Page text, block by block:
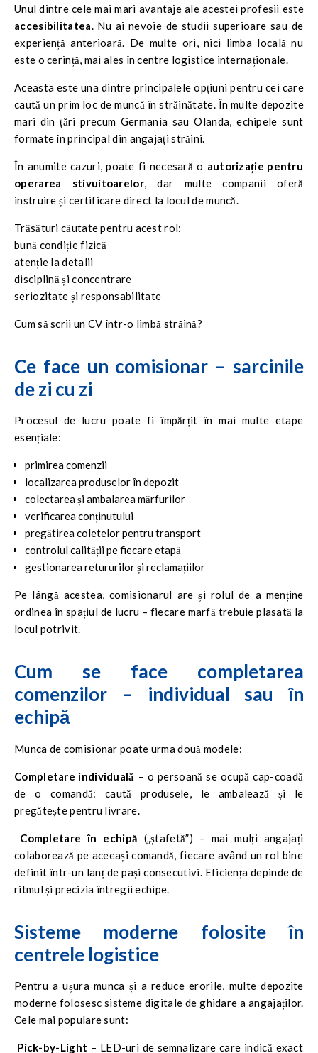
Unul dintre cele mai mari avantaje ale acestei profesii este
accesibilitatea. Nu ai nevoie de studii superioare sau de
experiență anterioară. De multe ori, nici limba locală nu
este o cerință, mai ales în centre logistice internaționale.
Aceasta este una dintre principalele opțiuni pentru cei care
caută un prim loc de muncă în străinătate. În multe depozite
mari din țări precum Germania sau Olanda, echipele sunt
formate în principal din angajați străini.
În anumite cazuri, poate fi necesară o autorizație pentru
operarea stivuitoarelor, dar multe companii oferă
instruire și certificare direct la locul de muncă.
Trăsături căutate pentru acest rol:
bună condiție fizică
atenție la detalii
disciplină și concentrare
seriozitate și responsabilitate
Cum să scrii un CV într-o limbă străină?
Ce face un comisionar – sarcinile
de zi cu zi
Procesul de lucru poate fi împărțit în mai multe etape
esențiale:
primirea comenzii
localizarea produselor în depozit
colectarea și ambalarea mărfurilor
verificarea conținutului
pregătirea coletelor pentru transport
controlul calității pe fiecare etapă
gestionarea retururilor și reclamațiilor
Pe lângă acestea, comisionarul are și rolul de a menține
ordinea în spațiul de lucru – fiecare marfă trebuie plasată la
locul potrivit.
Cum se face completarea
comenzilor – individual sau în
echipă
Munca de comisionar poate urma două modele:
Completare individuală – o persoană se ocupă cap-coadă
de o comandă: caută produsele, le ambalează și le
pregătește pentru livrare.
Completare în echipă („ștafetă”) – mai mulți angajați
colaborează pe aceeași comandă, fiecare având un rol bine
definit într-un lanț de pași consecutivi. Eficiența depinde de
ritmul și precizia întregii echipe.
Sisteme moderne folosite în
centrele logistice
Pentru a ușura munca și a reduce erorile, multe depozite
moderne folosesc sisteme digitale de ghidare a angajaților.
Cele mai populare sunt:
Pick-by-Light – LED-uri de semnalizare care indică exact